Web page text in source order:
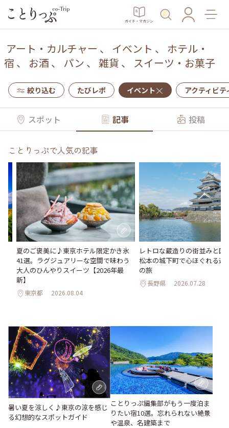
ガイド・マガジン
アート・カルチャー 、 イベント 、 ホテル・
宿 、 お酒 、 パン 、 雑貨 、 スイーツ・お菓子
絞り込む たびレポ イベント アクティビテ
スポット 記事 投稿
ことりっぷで人気の記事
夏のご褒美に♪東京ホテル限定かき氷
41選。ラグジュアリーな空間で味わう
大人のひんやりスイーツ【2026年最
新】
東京都 2026.08.04
レトロな蔵造りの街並みと国
松本の城下町で心ほぐれる週
の旅
長野県 2026.07.28
暑い夏を涼しく♪東京の涼を感じ
る幻想的なスポットガイド
ことりっぷ編集部がもう一度泊ま
りたい宿10選。忘れられない絶景
や温泉、名建築まで